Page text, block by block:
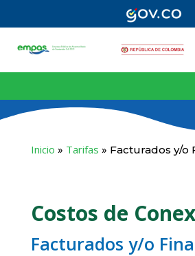
Inicio » Tarifas » Facturados y/o
Costos de
Facturados y/o